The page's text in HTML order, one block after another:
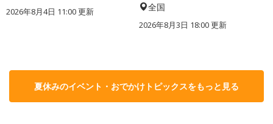
2026年8月4日 11:00更新 全国
2026年8月3日 18:00更新
夏休みのイベント・おでかけトピックスをもっと見る